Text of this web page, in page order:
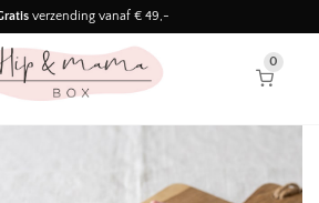
verzending vanaf € 49,-
Binnen 3 werkdagen in huis!
0